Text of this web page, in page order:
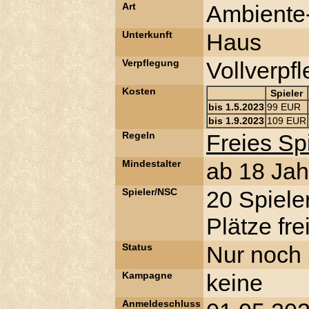
Art
Unterkunft Haus
Verpflegung
Kosten
Spieler
bis 1.5.2023 99 EUR
bis 1.9.2023 109 EUR
Regeln
Freies
Mindestalter ab 18
Spieler/NSC
20
Plätze
Status Nur
Kampagne keine
Anmeldeschluss